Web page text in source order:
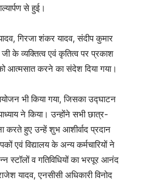
से हुई।
गिरजा शंकर यादव, संदीप कुमार
के व्यक्तित्व एवं कृतित्व पर प्रकाश
आत्मसात करने का संदेश दिया गया।
भी किया गया, जिसका उद्घाटन
ने किया। उन्होंने सभी छात्र-
करते हुए उन्हें शुभ आशीर्वाद प्रदान
एवं विद्यालय के अन्य कर्मचारियों ने
स्टॉलों व गतिविधियों का भरपूर आनंद
यादव, एनसीसी अधिकारी विनोद